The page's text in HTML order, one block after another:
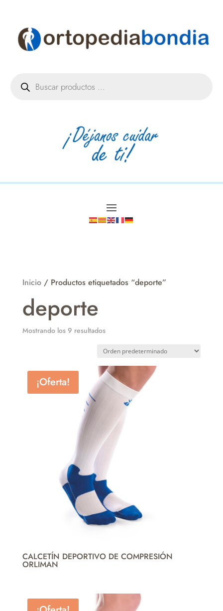
productos
Inicio/ Productos etiquetados “deporte”
deporte
Mostrando los 9 resultados
¡Oferta!
CALCETÍN DEPORTIVO DE COMPRESIÓN
ORLIMAN